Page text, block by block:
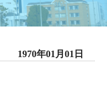
1970年01月01日